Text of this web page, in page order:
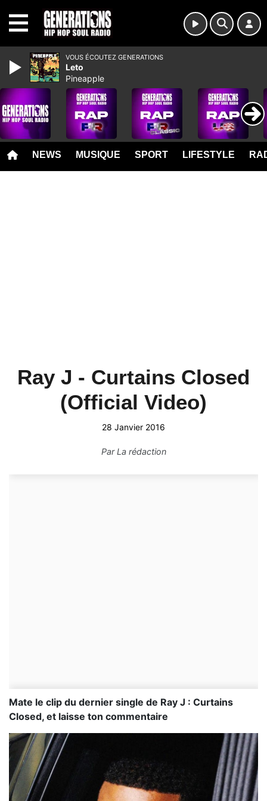
NEWS MUSIQUE SPORT LIFESTYLE
Ray J - Curtains Closed
(Official Video)
28 Janvier 2016
ParLa rédaction
Mate le clip du dernier single de Ray J : Curtains
Closed, et laisse ton commentaire
VOUS ÉCOUTEZ GENERATIONS
Leto
Pineapple